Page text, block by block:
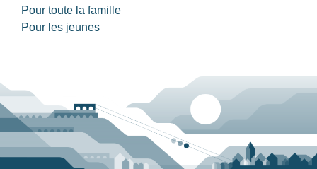
Pour toute la famille
Pour les jeunes